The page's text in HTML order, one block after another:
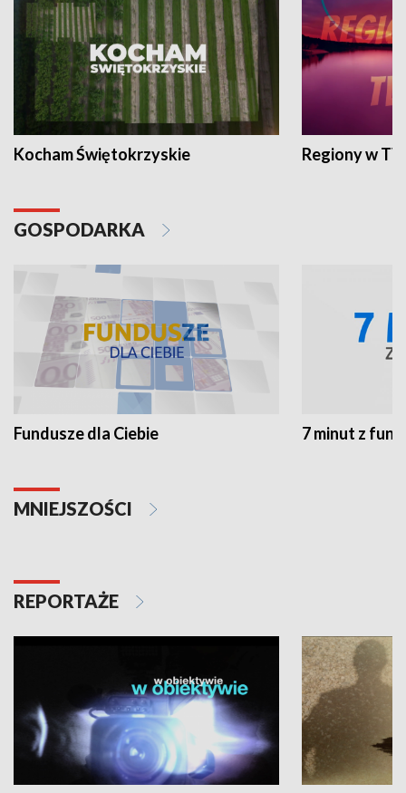
Kocham Świętokrzyskie Regiony w
GOSPODARKA
Fundusze dla Ciebie 7 minut z
MNIEJSZOŚCI
REPORTAŻE